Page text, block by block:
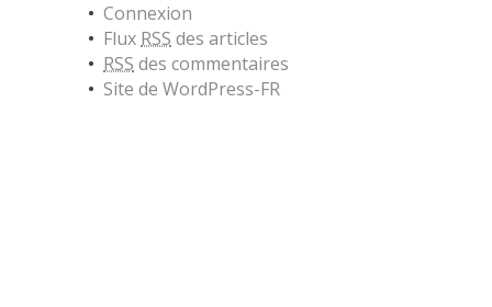
Connexion
Flux RSS des articles
RSS des commentaires
Site de WordPress-FR